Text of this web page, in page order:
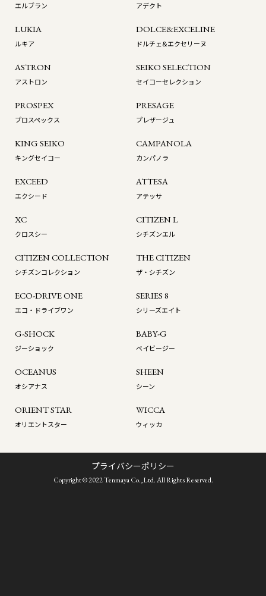
エルブラン アデクト
LUKIA
ルキア
DOLCE&EXCELINE
ドルチェ&エクセリーヌ
ASTRON
アストロン
SEIKO SELECTION
セイコーセレクション
PROSPEX
プロスペックス
PRESAGE
プレザージュ
KING SEIKO
キングセイコー
CAMPANOLA
カンパノラ
EXCEED
エクシード
ATTESA
アテッサ
XC
クロスシー
CITIZEN L
シチズンエル
CITIZEN COLLECTION
シチズンコレクション
THE CITIZEN
ザ・シチズン
ECO-DRIVE ONE
エコ・ドライブワン
SERIES 8
シリーズエイト
G-SHOCK
ジーショック
BABY-G
ベイビージー
OCEANUS
オシアナス
SHEEN
シーン
ORIENT STAR
オリエントスター
WICCA
ウィッカ
プライバシーポリシー
Copyright © 2022 Tenmaya Co.,Ltd. All Rights Reserved.